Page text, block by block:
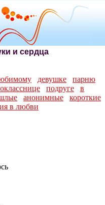
и сердца
девушке
парню
подруге
в
анонимные
короткие
в любви